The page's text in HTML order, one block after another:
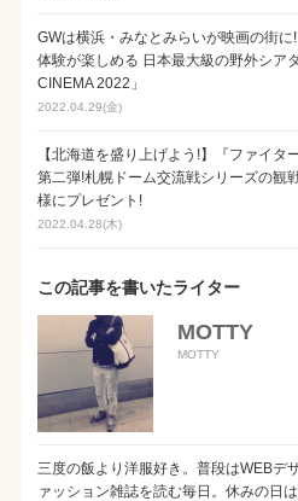
GWは横浜・みなとみらいが映画の街
体験が楽しめる 日本最大級の野外シア
CINEMA 2022」
2022.04.29(金)
【北海道を盛り上げよう!】『ファイ
第二弾!札幌ドーム交流戦シリーズの観
様にプレゼント!
2022.04.28(木)
この記事を書いたライター
MOTTY
MOTTY
三度の飯より洋服好き。普段はWEBデ
ァッション雑誌を読む毎日。休みの日